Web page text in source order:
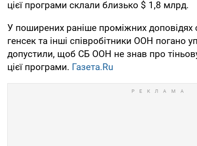
цієї програми склали близько $ 1,8 млрд.
У поширених раніше проміжних
генсек та інші співробітники ООН погано
допустили, щоб СБ ООН не знав про
цієї програми. Газета.Ru